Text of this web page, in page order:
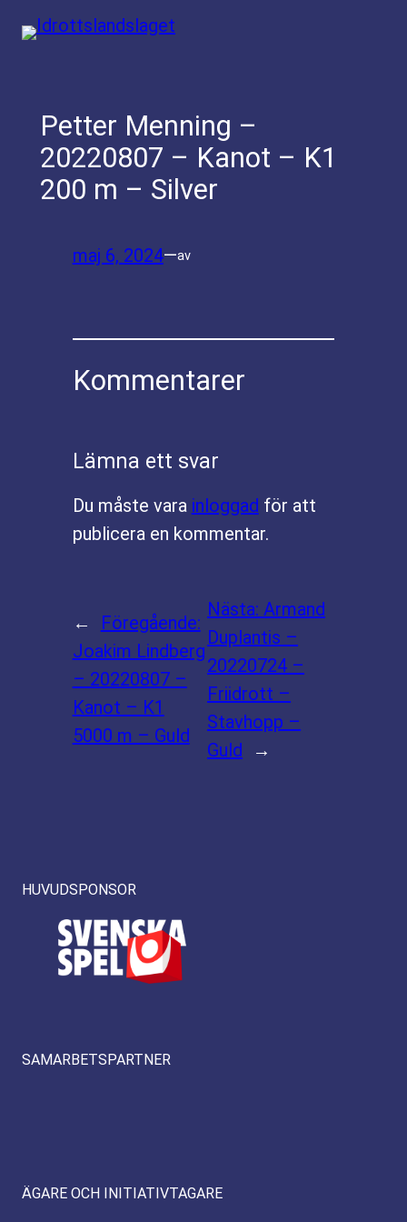
Hoppa
Petter Menning –
20220807 – Kanot – K1
200 m – Silver
maj 6, 2024—av
Kommentarer
Lämna ett svar
Du måste vara inloggad för att
publicera en kommentar.
←
Föregående:
Joakim Lindberg
– 20220807 –
Kanot – K1
5000 m – Guld
Nästa: Armand
Duplantis –
20220724 –
Friidrott –
Stavhopp –
Guld
→
HUVUDSPONSOR
SAMARBETSPARTNER
ÄGARE OCH INITIATIVTAGARE